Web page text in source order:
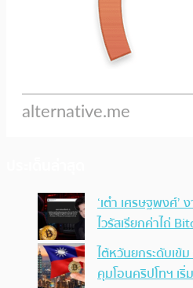
‘เต๋า เศรษฐพงศ์’
ไวรัสเรียกค่าไถ่
ไต้หวันยกระดับเข้
คุมโอนคริปโทฯ เ